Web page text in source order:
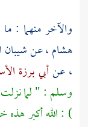
والآخر منهما :
هشام ،عن
، عنأبي برزة
وسلم : " لما
) : الله أكبر